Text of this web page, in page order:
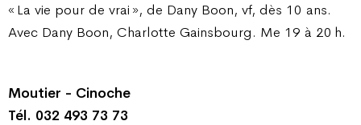
« La vie pour de vrai », de Dany Boon, vf, dès 10 ans.
Avec Dany Boon, Charlotte Gainsbourg. Me 19 à 20 h.
Moutier - Cinoche
Tél. 032 493 73 73